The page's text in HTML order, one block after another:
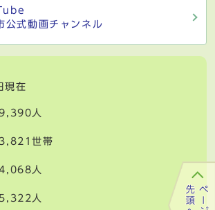
公式動画チャンネル
現在
人
世帯
人
人